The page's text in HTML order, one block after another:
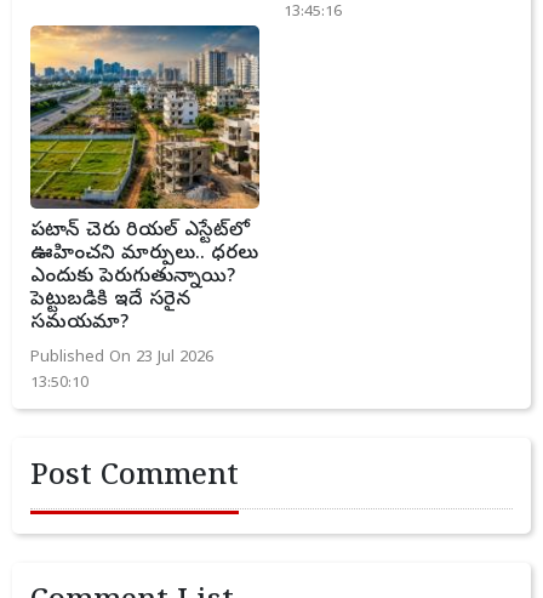
13:45:16
పటాన్ చెరు రియల్ ఎస్టేట్‌లో
ఊహించని మార్పులు.. ధరలు
ఎందుకు పెరుగుతున్నాయి?
పెట్టుబడికి ఇదే సరైన
సమయమా?
Published On 23 Jul 2026
13:50:10
Post Comment